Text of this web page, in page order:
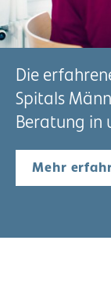
Die
Spitals
Beratung in
Mehr